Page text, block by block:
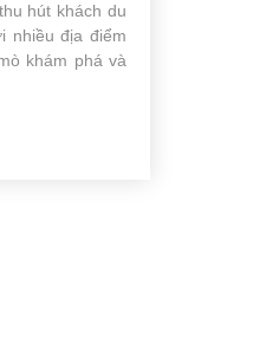
hút khách du
nhiều địa điểm
khám phá và